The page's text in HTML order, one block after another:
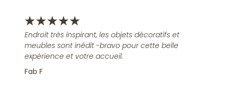
★★★★★
Endroit très inspirant, les objets décoratifs et
meubles sont inédit -bravo pour cette belle
expérience et votre accueil.
Fab F